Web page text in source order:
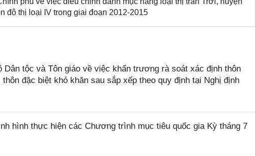
đô thị loại IV trong giai đoạn 2012-2015
Dân tộc và Tôn giáo về việc khẩn trương rà soát xác định thôn
đặc biệt khó khăn sau sắp xếp theo quy định tại Nghị định
hình thực hiện các Chương trình mục tiêu quốc gia Kỳ tháng 7